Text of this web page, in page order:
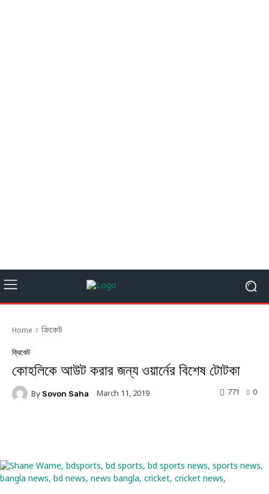
Home ক্রিকেট
ক্রিকেট
কোহলিকে আউট করার জন্য ওয়ার্নের বিশেষ টোটকা
By Sovon Saha March 11, 2019 0
771